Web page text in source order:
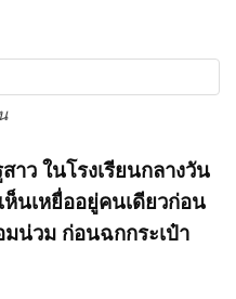
าว ในโรงเรียนกลางวัน
ห็นเหยื่ออยู่คนเดียวก่อน
น่วม ก่อนฉกกระเป๋า